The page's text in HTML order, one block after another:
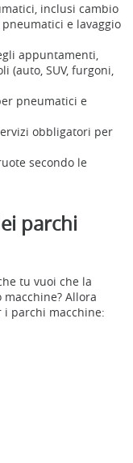
inclusi cambio
e lavaggio
appuntamenti,
(auto, SUV, furgoni,
pneumatici e
obbligatori per
secondo le
parchi
tu vuoi che la
Allora
parchi macchine: